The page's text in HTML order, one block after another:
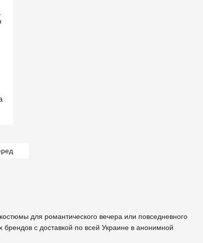
для романтического вечера или повседневного
с доставкой по всей Украине в анонимной